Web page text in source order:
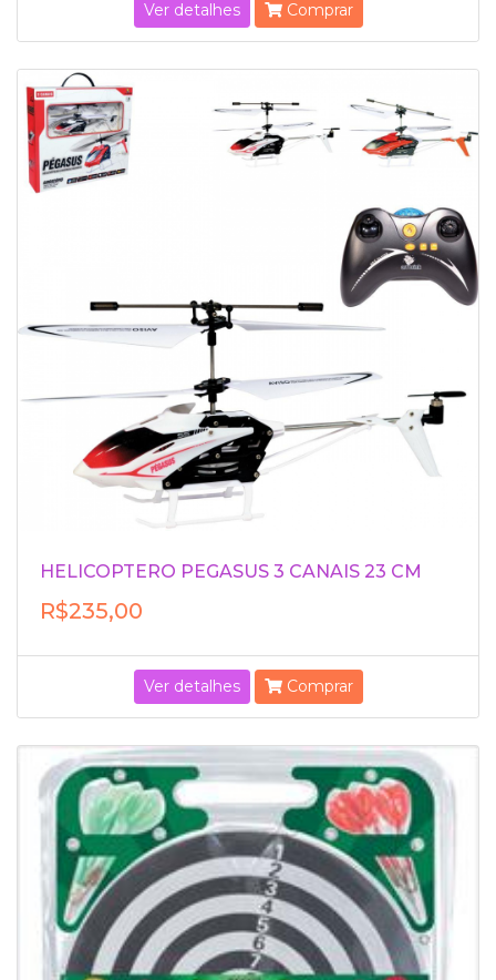
Ver detalhes Comprar
HELICOPTERO PEGASUS 3 CANAIS 23 CM
R$235,00
Ver detalhes Comprar